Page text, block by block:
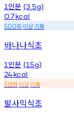
1 인분 (3.5g)
0.7kcal
500회 이상기록
바나나식초
1 인분 (15g)
24kcal
5만회 이상기록
발사믹식초